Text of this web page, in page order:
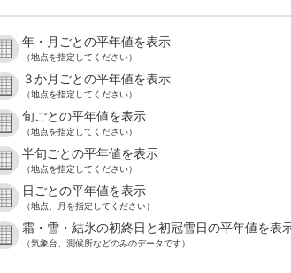
年・月ごとの平年値を表示
（地点を指定してください）
３か月ごとの平年値を表示
（地点を指定してください）
旬ごとの平年値を表示
（地点を指定してください）
半旬ごとの平年値を表示
（地点を指定してください）
日ごとの平年値を表示
（地点、月を指定してください）
霜・雪・結氷の初終日と初冠雪日の平年値を表
（気象台、測候所などのみのデータです）